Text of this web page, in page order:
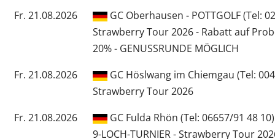
Fr. 21.08.2026
GC Oberhausen - POTTGOLF (Tel:
Strawberry Tour 2026 - Rabatt auf
20% - GENUSSRUNDE MÖGLICH
Fr. 21.08.2026
GC Höslwang im Chiemgau (Tel:
Strawberry Tour 2026
Fr. 21.08.2026
GC Fulda Rhön (Tel: 06657/91 48 10)
9-LOCH-TURNIER - Strawberry Tour